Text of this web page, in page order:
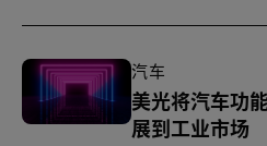
汽车
美光将汽车功
展到工业市场